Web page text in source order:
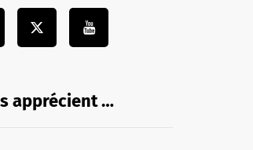
apprécient …